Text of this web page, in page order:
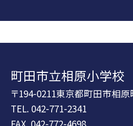
町田市立相原小学校
〒194-0211東京都町田市相原
TEL. 042-771-2341